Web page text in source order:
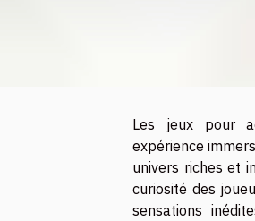
Les jeux pour
expérience
univers riches et
curiosité des
sensations